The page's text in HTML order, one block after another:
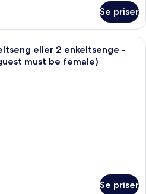
Se priser
Et hotelværelse med to senge, et
eller 2 enkeltsenge -
must be female)
Se priser